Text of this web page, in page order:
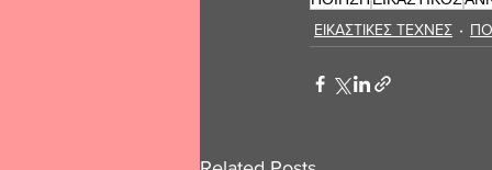
ΕΙΚΑΣΤΙΚΕΣ ΤΕΧΝΕΣ